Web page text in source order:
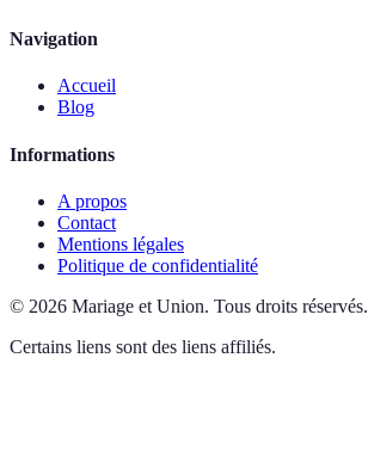
Navigation
Accueil
Blog
Informations
A propos
Contact
Mentions légales
Politique de confidentialité
© 2026 Mariage et Union. Tous droits réservés.
Certains liens sont des liens affiliés.